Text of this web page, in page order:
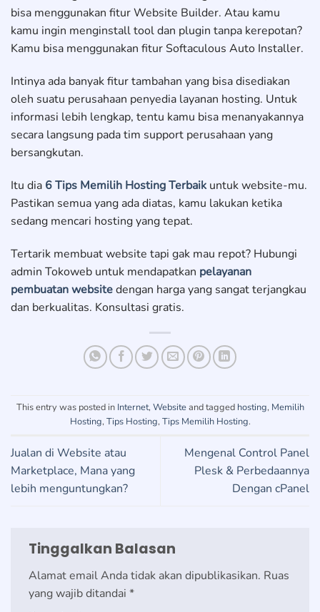
bisa menggunakan fitur Website Builder. Atau kamu
kamu ingin menginstall tool dan plugin tanpa kerepotan?
Kamu bisa menggunakan fitur Softaculous Auto Installer.
Intinya ada banyak fitur tambahan yang bisa disediakan
oleh suatu perusahaan penyedia layanan hosting. Untuk
informasi lebih lengkap, tentu kamu bisa menanyakannya
secara langsung pada tim support perusahaan yang
bersangkutan.
Itu dia 6 Tips Memilih Hosting Terbaik untuk website-mu.
Pastikan semua yang ada diatas, kamu lakukan ketika
sedang mencari hosting yang tepat.
Tertarik membuat website tapi gak mau repot? Hubungi
admin Tokoweb untuk mendapatkan pelayanan
pembuatan websitedengan harga yang sangat terjangkau
dan berkualitas. Konsultasi gratis.
This entry was posted in Internet, Websiteand tagged hosting, Memilih
Hosting, Tips Hosting, Tips Memilih Hosting.
Jualan di Website atau
Marketplace, Mana yang
lebih menguntungkan?
Mengenal Control Panel
Plesk & Perbedaannya
Dengan cPanel
Tinggalkan Balasan
Alamat email Anda tidak akan dipublikasikan. Ruas
yang wajib ditandai *